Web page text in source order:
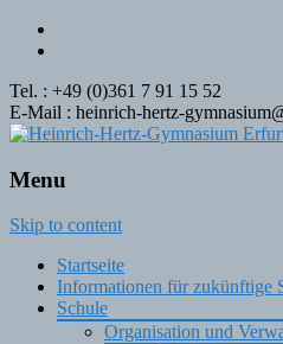
Tel. : +49 (0)361 7 91 15 52
E-Mail : heinrich-hertz-
Menu
Skip to content
Startseite
Informationen für zukünftige
Schule
Organisation und